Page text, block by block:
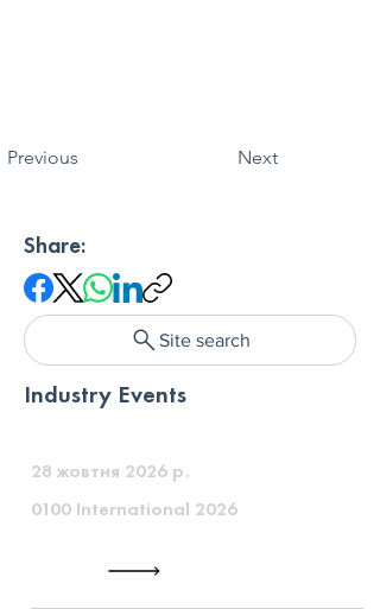
Previous Next
Share:
Site search
Industry Events
28 жовтня 2026 р.
0100 International 2026